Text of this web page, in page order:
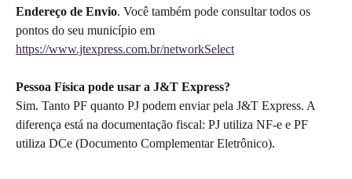
Endereço de Envio. Você também pode consultar todos os
pontos do seu município em
https://www.jtexpress.com.br/networkSelect
Pessoa Física pode usar a J&T Express?
Sim. Tanto PF quanto PJ podem enviar pela J&T Express. A
diferença está na documentação fiscal: PJ utiliza NF-e e PF
utiliza DCe (Documento Complementar Eletrônico).